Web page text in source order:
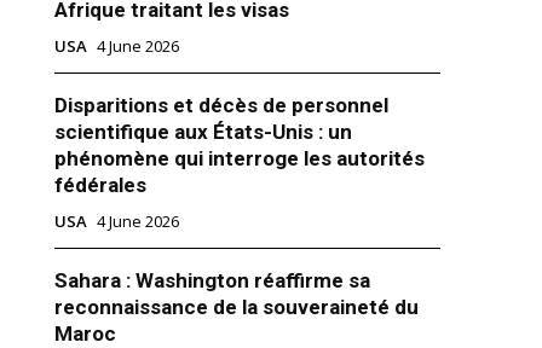
sur une note mitigée,
commercial USA-Chine
New York a fini sur une note
la progression des
en toute fin de séance par
Donald Trump mettant en
de l’accord commercial
d’année avec la Chine.
ou non…
Afrique traitant les visas
USA 4 June 2026
Disparitions et décès de personnel
scientifique aux États-Unis : un
phénomène qui interroge les autorités
fédérales
USA 4 June 2026
Sahara : Washington réaffirme sa
reconnaissance de la souveraineté du
Maroc